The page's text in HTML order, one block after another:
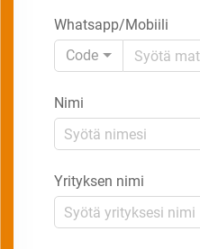
Whatsapp/Mobiili
Code
Nimi
Yrityksen nimi